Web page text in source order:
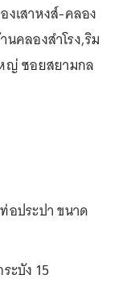
เสาหงส์-คลอง
คลองสำโรง,ริม
ญ่ ซอยสยามกล
อประปา ขนาด
ะบัง 15